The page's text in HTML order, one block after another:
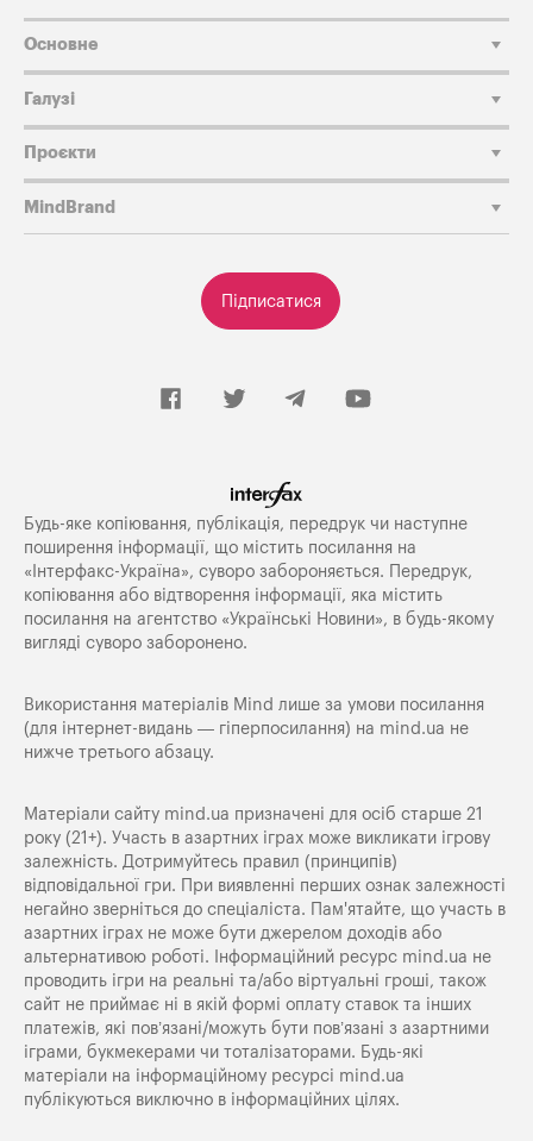
Підписатися
Основне
Галузі
Проєкти
MindBrand
Будь-яке копiювання, публiкацiя, передрук чи наступне
поширення iнформацiї, що мiстить посилання на
«Iнтерфакс-Україна», суворо забороняється. Передрук,
копіювання або відтворення інформації, яка містить
посилання на агентство «Українські Новини», в будь-якому
вигляді суворо заборонено.
Використання матеріалів Mind лише за умови посилання
(для інтернет-видань — гіперпосилання) на mind.ua не
нижче третього абзацу.
Матеріали сайту mind.ua призначені для осіб старше 21
року (21+). Участь в азартних іграх може викликати ігрову
залежність. Дотримуйтесь правил (принципів)
відповідальної гри. При виявленні перших ознак залежності
негайно зверніться до спеціаліста. Пам'ятайте, що участь в
азартних іграх не може бути джерелом доходів або
альтернативою роботі. Інформаційний ресурс mind.ua не
проводить ігри на реальні та/або віртуальні гроші, також
сайт не приймає ні в якій формі оплату ставок та інших
платежів, які пов’язані/можуть бути пов’язані з азартними
іграми, букмекерами чи тоталізаторами. Будь-які
матеріали на інформаційному ресурсі mind.ua
публікуються виключно в інформаційних цілях.